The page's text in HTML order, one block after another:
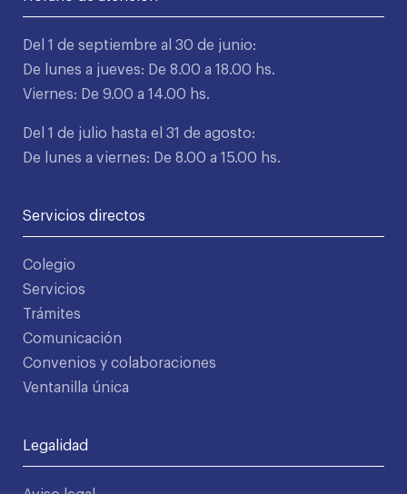
Del 1 de septiembre al 30 de junio:
De lunes a jueves: De 8.00 a 18.00 hs.
Viernes: De 9.00 a 14.00 hs.
Del 1 de julio hasta el 31 de agosto:
De lunes a viernes: De 8.00 a 15.00 hs.
Servicios directos
Colegio
Servicios
Trámites
Comunicación
Convenios y colaboraciones
Ventanilla única
Legalidad